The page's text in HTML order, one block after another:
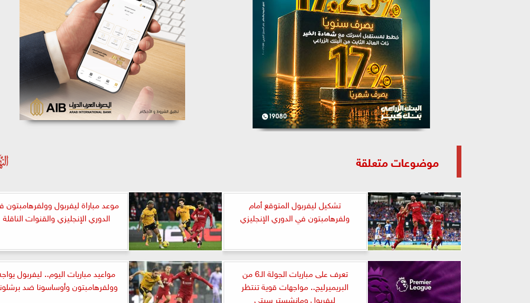
موضوعات متعلقة
تشكيل ليفربول المتوقع أمام
ولفرهامبتون في الدوري الإنجليزي
موعد مباراة ليفربول وولفرهامبتون
الدوري الإنجليزي والقنوات الناقلة
تعرف على مباريات الجولة الـ6 من
البريميرليج.. مواجهات قوية تنتظر
ليفربول ومانشستر سيتي
مواعيد مباريات اليوم.. ليفربول
وولفرهامبتون وأوساسونا ضد